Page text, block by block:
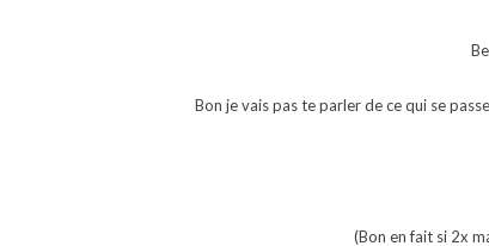
Bon je vais pas te parler de ce qui se
(Bon en fait si 2x